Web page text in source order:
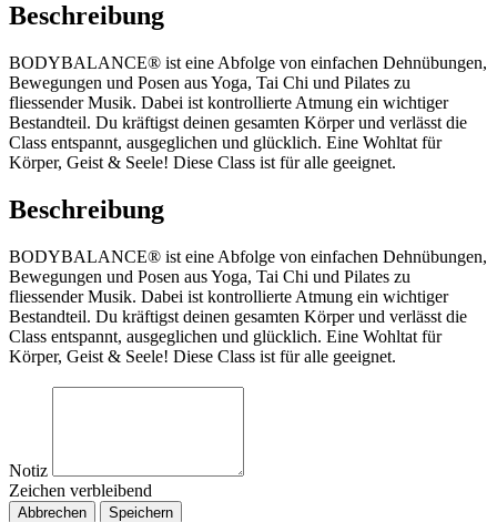
Beschreibung
BODYBALANCE® ist eine Abfolge von einfachen Dehnübungen,
Bewegungen und Posen aus Yoga, Tai Chi und Pilates zu
fliessender Musik. Dabei ist kontrollierte Atmung ein wichtiger
Bestandteil. Du kräftigst deinen gesamten Körper und verlässt die
Class entspannt, ausgeglichen und glücklich. Eine Wohltat für
Körper, Geist & Seele! Diese Class ist für alle geeignet.
Beschreibung
BODYBALANCE® ist eine Abfolge von einfachen Dehnübungen,
Bewegungen und Posen aus Yoga, Tai Chi und Pilates zu
fliessender Musik. Dabei ist kontrollierte Atmung ein wichtiger
Bestandteil. Du kräftigst deinen gesamten Körper und verlässt die
Class entspannt, ausgeglichen und glücklich. Eine Wohltat für
Körper, Geist & Seele! Diese Class ist für alle geeignet.
Notiz
Zeichen verbleibend
Abbrechen Speichern